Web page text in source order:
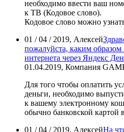
необходимо ввести ваш
к ТВ (Кодовое слово).
Кодовое слово можно
01 / 04 / 2019, Алексей
пожалуйста, каким
интернета через Яндекс
01.04.2019, Компания
Для того чтобы оплатить
деньги, необходимо
к вашему электронному
обычно банковской картой
01 / 04 / 2019, АлексейНа